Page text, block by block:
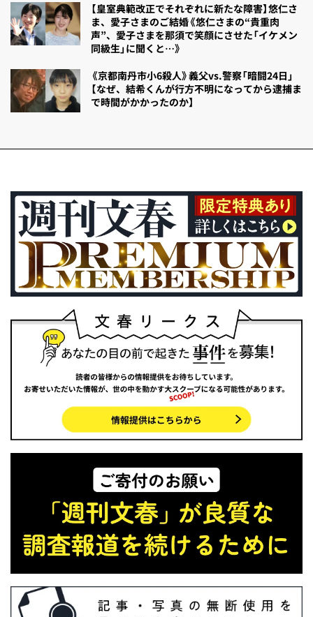
【皇室典範改正でそれぞれに新たな障害】悠仁さ
ま、愛子さまのご結婚《悠仁さまの“貴重肉
声”、愛子さまを那須で笑顔にさせた「イケメン
同級生」に聞くと…》
《京都南丹市小6殺人》義父vs.警察「暗闘24日」
【なぜ、結希くんが行方不明になってから逮捕ま
で時間がかかったのか】